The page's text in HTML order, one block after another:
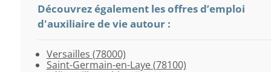
Découvrez également les offres d’emploi
d'auxiliaire de vie autour :
Versailles (78000)
Saint-Germain-en-Laye (78100)
Poissy
(78300)
Montesson
(78360)
Bougival
(78380)
Chatou
(78400)
Carrières-
sur-
Louveciennes
(78430)
Verneuil-
sur-
Triel-
sur-
Vernouillet
(78540)
Le
Port-
Le
Mesnil-
Orgeval
(78630)
Médan
(78670)
Conflans-
Sainte-
Mareil-
Marly
Houilles
(78800)
Saint-
Nom-
Bailly
(78870)
Carrières-
sous-
Toussus-
le-
Mareil-
sur-
Montigny-
le-
Trappes
(78190)
Guyancourt
(78280)
Maurepas
(78310)
Jouy-
en-
Plaisir
(78370)
Bois-
d'Arcy
Buc
(78530)
Chanteloup-
les-
Aulnay-
sur-